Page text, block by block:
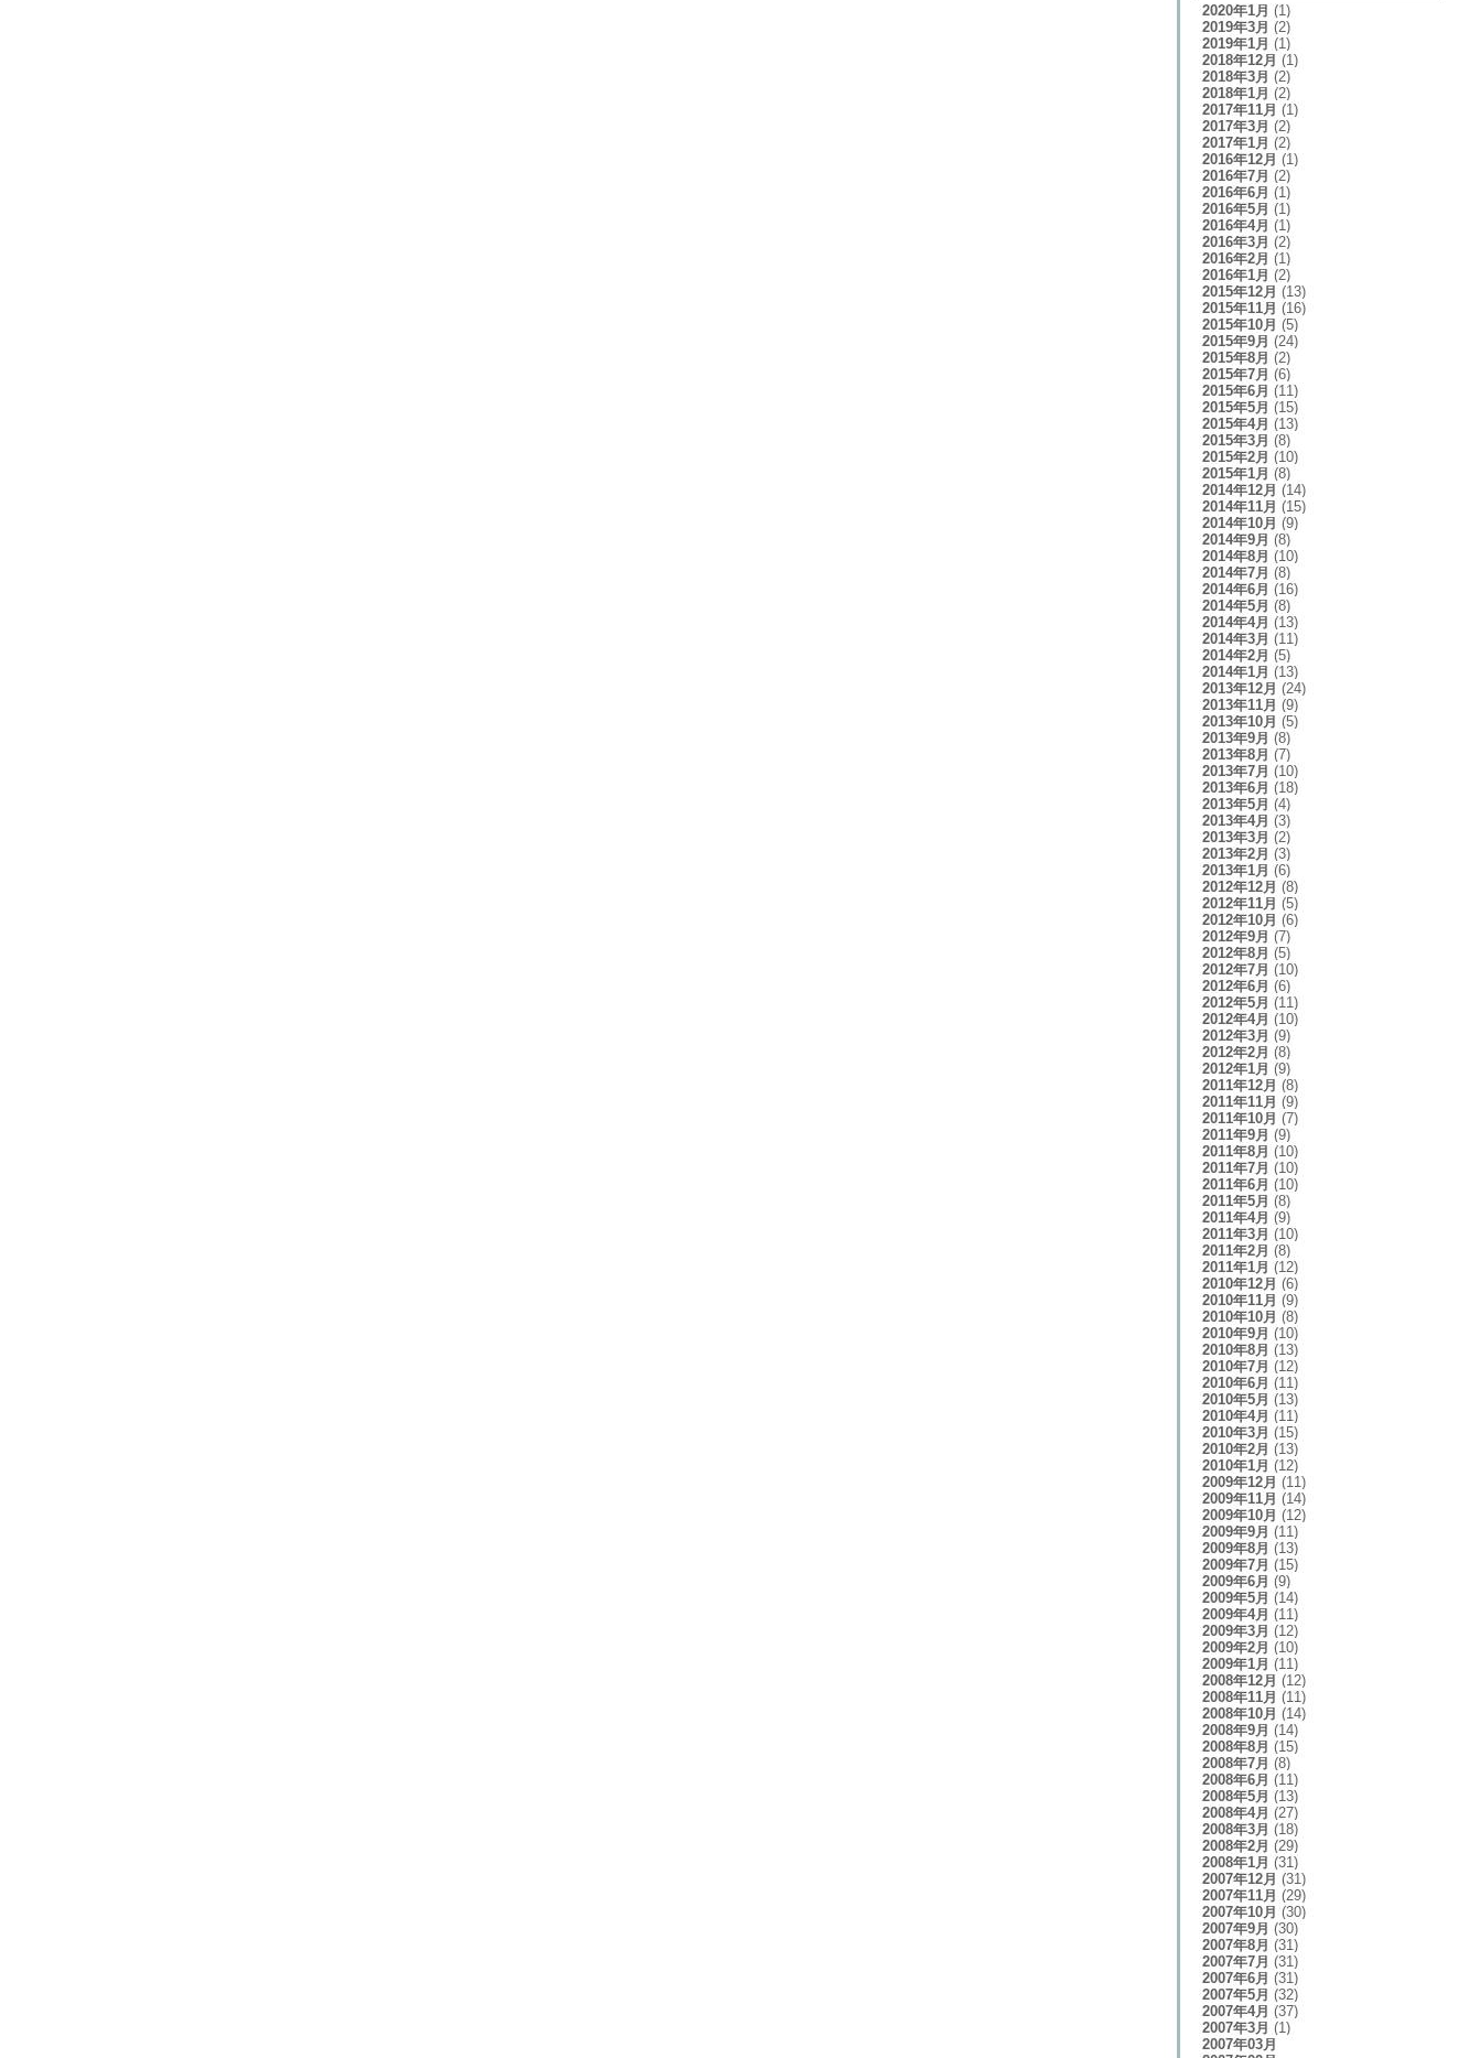
2020年1月 (1)
2019年3月 (2)
2019年1月 (1)
2018年12月 (1)
2018年3月 (2)
2018年1月 (2)
2017年11月 (1)
2017年3月 (2)
2017年1月 (2)
2016年12月 (1)
2016年7月 (2)
2016年6月 (1)
2016年5月 (1)
2016年4月 (1)
2016年3月 (2)
2016年2月 (1)
2016年1月 (2)
2015年12月 (13)
2015年11月 (16)
2015年10月 (5)
2015年9月 (24)
2015年8月 (2)
2015年7月 (6)
2015年6月 (11)
2015年5月 (15)
2015年4月 (13)
2015年3月 (8)
2015年2月 (10)
2015年1月 (8)
2014年12月 (14)
2014年11月 (15)
2014年10月 (9)
2014年9月 (8)
2014年8月 (10)
2014年7月 (8)
2014年6月 (16)
2014年5月 (8)
2014年4月 (13)
2014年3月 (11)
2014年2月 (5)
2014年1月 (13)
2013年12月 (24)
2013年11月 (9)
2013年10月 (5)
2013年9月 (8)
2013年8月 (7)
2013年7月 (10)
2013年6月 (18)
2013年5月 (4)
2013年4月 (3)
2013年3月 (2)
2013年2月 (3)
2013年1月 (6)
2012年12月 (8)
2012年11月 (5)
2012年10月 (6)
2012年9月 (7)
2012年8月 (5)
2012年7月 (10)
2012年6月 (6)
2012年5月 (11)
2012年4月 (10)
2012年3月 (9)
2012年2月 (8)
2012年1月 (9)
2011年12月 (8)
2011年11月 (9)
2011年10月 (7)
2011年9月 (9)
2011年8月 (10)
2011年7月 (10)
2011年6月 (10)
2011年5月 (8)
2011年4月 (9)
2011年3月 (10)
2011年2月 (8)
2011年1月 (12)
2010年12月 (6)
2010年11月 (9)
2010年10月 (8)
2010年9月 (10)
2010年8月 (13)
2010年7月 (12)
2010年6月 (11)
2010年5月 (13)
2010年4月 (11)
2010年3月 (15)
2010年2月 (13)
2010年1月 (12)
2009年12月 (11)
2009年11月 (14)
2009年10月 (12)
2009年9月 (11)
2009年8月 (13)
2009年7月 (15)
2009年6月 (9)
2009年5月 (14)
2009年4月 (11)
2009年3月 (12)
2009年2月 (10)
2009年1月 (11)
2008年12月 (12)
2008年11月 (11)
2008年10月 (14)
2008年9月 (14)
2008年8月 (15)
2008年7月 (8)
2008年6月 (11)
2008年5月 (13)
2008年4月 (27)
2008年3月 (18)
2008年2月 (29)
2008年1月 (31)
2007年12月 (31)
2007年11月 (29)
2007年10月 (30)
2007年9月 (30)
2007年8月 (31)
2007年7月 (31)
2007年6月 (31)
2007年5月 (32)
2007年4月 (37)
2007年3月 (1)
2007年03月